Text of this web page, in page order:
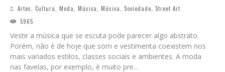
Artes
Cultura Moda Música Música Sociedade
Street Art
5965
Vestir a música que se escuta pode parecer algo abstrato.
Porém, não é de hoje que som e vestimenta coexistem nos
mais variados estilos, classes sociais e ambientes. A moda
nas favelas, por exemplo, é muito pre...